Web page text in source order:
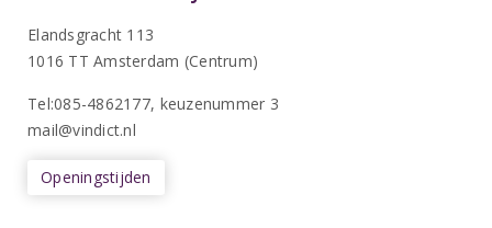
Elandsgracht 113
1016 TT Amsterdam (Centrum)
Tel:085-4862177, keuzenummer 3
mail@vindict.nl
Openingstijden